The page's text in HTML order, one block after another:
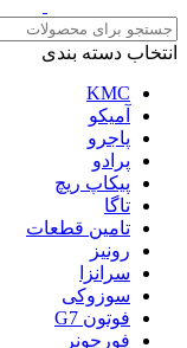
انتخاب دسته بندی
KMC
آمیکو
پاجرو
پرادو
پیکاپ ریچ
تاگا
تامین قطعات
رونیز
سرانزا
سوزوکی
فوتون G7
فورچونر